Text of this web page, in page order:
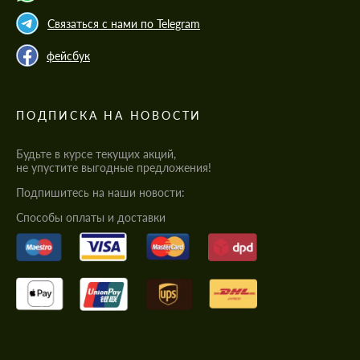
Связаться с нами по Telegram
фейсбук
ПОДПИСКА НА НОВОСТИ
Будьте в курсе текущих акций,
не упустите выгодные предложения!
Подпишитесь на наши новости:
Cпособы оплаты и доставки